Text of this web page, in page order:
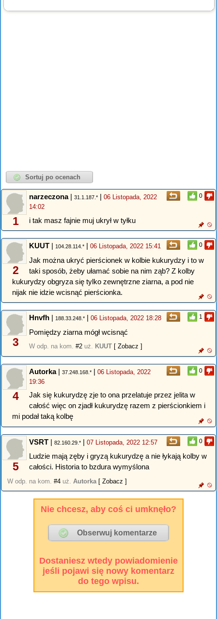
0
1
narzeczona| 31.1.187.* | 06 Listopada, 2022
14:02
i tak masz fajnie muj ukrył w tyłku
0
2
KUUT | 104.28.114.* | 06 Listopada, 2022 15:41
Jak można ukryć pierścionek w kolbie kukurydzy i to w
taki sposób, żeby ułamać sobie na nim ząb? Z kolby
kukurydzy obgryza się tylko zewnętrzne ziarna, a pod nie
nijak nie idzie wcisnąć pierścionka.
1
3
Hnvfh | 188.33.248.* | 06 Listopada, 2022 18:28
Pomiędzy ziarna mógł wcisnąć
W odp. na kom. #2 uż. KUUT [ Zobacz ]
0
4
Autorka| 37.248.168.* | 06 Listopada, 2022
19:36
Jak się kukurydzę zje to ona przelatuje przez jelita w
całość więc on zjadł kukurydzę razem z pierścionkiem i
mi podał taką kolbę
0
5
VSRT | 82.160.29.* | 07 Listopada, 2022 12:57
Ludzie mają zęby i gryzą kukurydzę a nie łykają kolby w
całości. Historia to bzdura wymyślona
W odp. na kom. #4 uż. Autorka [ Zobacz ]
Nie chcesz, aby coś ci umknęło?
Dostaniesz wtedy powiadomienie
jeśli pojawi się nowy komentarz
do tego wpisu.